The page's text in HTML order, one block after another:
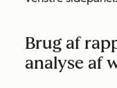
Brug af
analyse af